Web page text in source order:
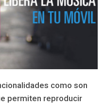
como son
permiten reproducir